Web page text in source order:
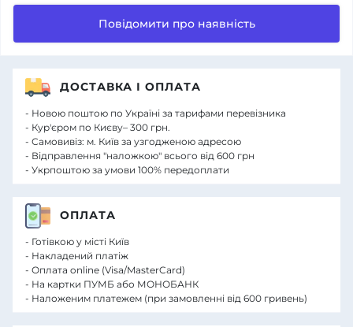
Повідомити про наявність
ДОСТАВКА І ОПЛАТА
- Новою поштою по Україні за тарифами перевізника
- Кур'єром по Києву– 300 грн.
- Самовивіз: м. Київ за узгодженою адресою
- Відправлення "наложкою" всього від 600 грн
- Укрпоштою за умови 100% передоплати
ОПЛАТА
- Готівкою у місті Київ
- Накладений платіж
- Оплата online (Visa/MasterCard)
- На картки ПУМБ або МОНОБАНК
- Наложеним платежем (при замовленні від 600 гривень)